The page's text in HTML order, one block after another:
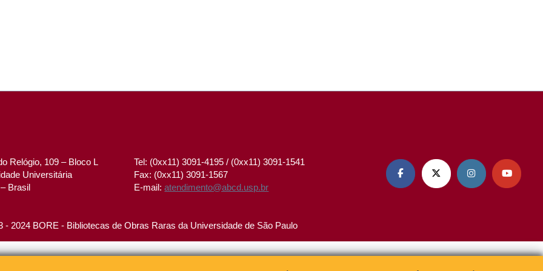
Relógio, 109 – Bloco L
Universitária
Brasil
Tel: (0xx11) 3091-4195 / (0xx11) 3091-1541
Fax: (0xx11) 3091-1567
E-mail:atendimento@abcd.usp.br
   
- 2024 BORE - Bibliotecas de Obras Raras da Universidade de São Paulo